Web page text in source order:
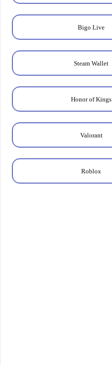
Bigo Live
Steam Wallet
Honor of Kings
Valorant
Roblox